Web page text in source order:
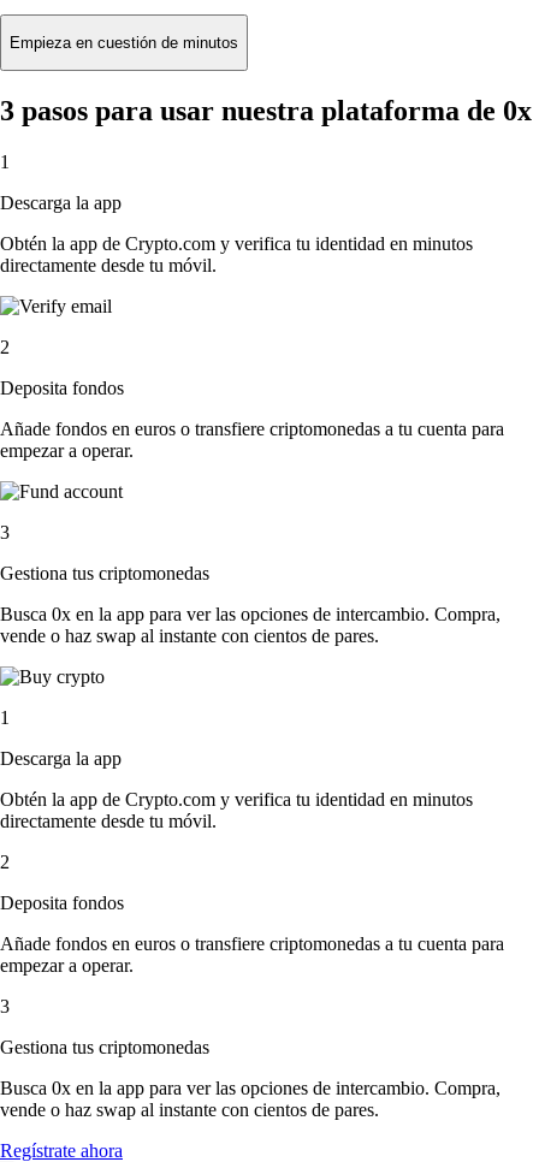
Empieza en cuestión de minutos
3 pasos para usar nuestra plataforma de 0x
1
Descarga la app
Obtén la app de Crypto.com y verifica tu identidad en minutos
directamente desde tu móvil.
2
Deposita fondos
Añade fondos en euros o transfiere criptomonedas a tu cuenta para
empezar a operar.
3
Gestiona tus criptomonedas
Busca 0x en la app para ver las opciones de intercambio. Compra,
vende o haz swap al instante con cientos de pares.
1
Descarga la app
Obtén la app de Crypto.com y verifica tu identidad en minutos
directamente desde tu móvil.
2
Deposita fondos
Añade fondos en euros o transfiere criptomonedas a tu cuenta para
empezar a operar.
3
Gestiona tus criptomonedas
Busca 0x en la app para ver las opciones de intercambio. Compra,
vende o haz swap al instante con cientos de pares.
Regístrate ahora